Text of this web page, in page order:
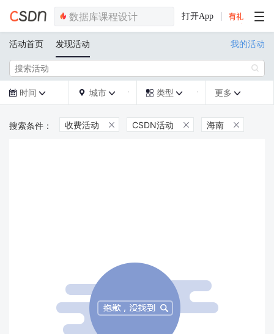
打开App
活动首页 发现活动 我的活动

 时间   城市   类型  更多 
收费活动  CSDN活动  海南 